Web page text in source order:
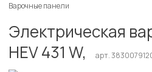
Варочные панели
Электрическая
HEV 431 W,
арт.